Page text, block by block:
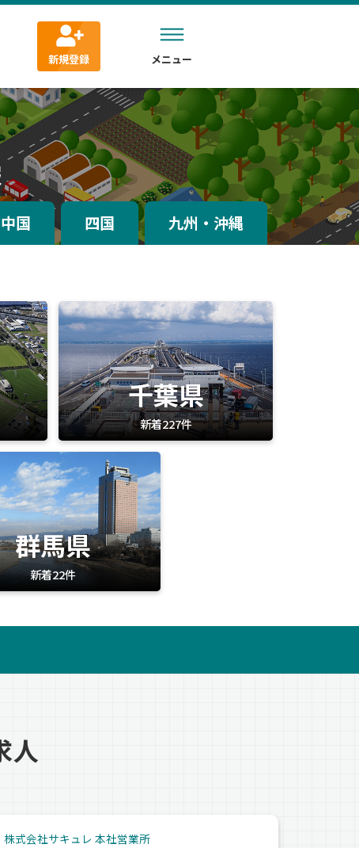
新規登録 メニュー
中国 四国 九州・沖縄
千葉県
新着227件
群馬県
新着22件
人
株式会社サキュレ 本社営業所